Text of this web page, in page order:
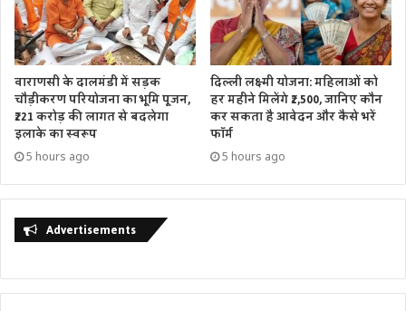
वाराणसी के दालमंडी में सड़क
चौड़ीकरण परियोजना का भूमि पूजन,
₹221 करोड़ की लागत से बदलेगा
इलाके का स्वरूप
5 hours ago
दिल्ली लक्ष्मी योजना: महिलाओं को
हर महीने मिलेंगे ₹2,500, जानिए कौन
कर सकता है आवेदन और कैसे भरें
फॉर्म
5 hours ago
Advertisements